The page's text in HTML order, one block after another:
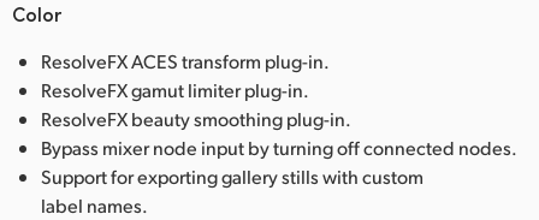
Color
ResolveFX ACES transform plug-in.
ResolveFX gamut limiter plug-in.
ResolveFX beauty smoothing plug-in.
Bypass mixer node input by turning off connected nodes.
Support for exporting gallery stills with custom
label names.